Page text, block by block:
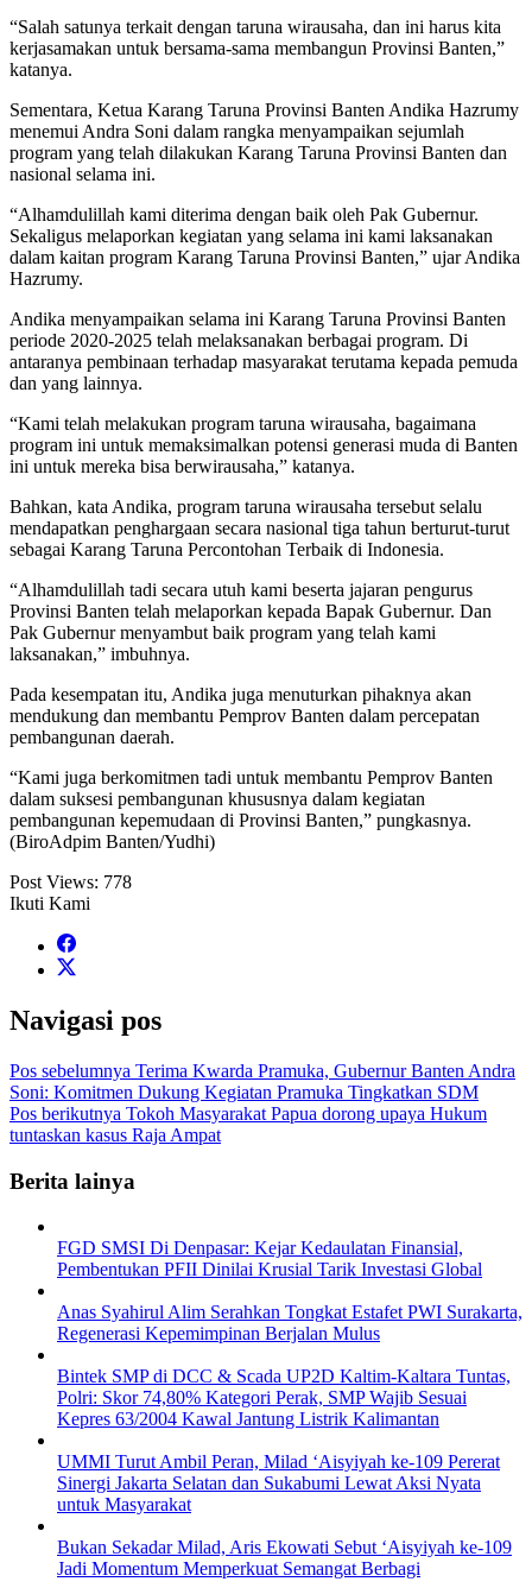
“Salah satunya terkait dengan taruna wirausaha, dan ini harus kita
kerjasamakan untuk bersama-sama membangun Provinsi Banten,”
katanya.
Sementara, Ketua Karang Taruna Provinsi Banten Andika Hazrumy
menemui Andra Soni dalam rangka menyampaikan sejumlah
program yang telah dilakukan Karang Taruna Provinsi Banten dan
nasional selama ini.
“Alhamdulillah kami diterima dengan baik oleh Pak Gubernur.
Sekaligus melaporkan kegiatan yang selama ini kami laksanakan
dalam kaitan program Karang Taruna Provinsi Banten,” ujar Andika
Hazrumy.
Andika menyampaikan selama ini Karang Taruna Provinsi Banten
periode 2020-2025 telah melaksanakan berbagai program. Di
antaranya pembinaan terhadap masyarakat terutama kepada pemuda
dan yang lainnya.
“Kami telah melakukan program taruna wirausaha, bagaimana
program ini untuk memaksimalkan potensi generasi muda di Banten
ini untuk mereka bisa berwirausaha,” katanya.
Bahkan, kata Andika, program taruna wirausaha tersebut selalu
mendapatkan penghargaan secara nasional tiga tahun berturut-turut
sebagai Karang Taruna Percontohan Terbaik di Indonesia.
“Alhamdulillah tadi secara utuh kami beserta jajaran pengurus
Provinsi Banten telah melaporkan kepada Bapak Gubernur. Dan
Pak Gubernur menyambut baik program yang telah kami
laksanakan,” imbuhnya.
Pada kesempatan itu, Andika juga menuturkan pihaknya akan
mendukung dan membantu Pemprov Banten dalam percepatan
pembangunan daerah.
“Kami juga berkomitmen tadi untuk membantu Pemprov Banten
dalam suksesi pembangunan khususnya dalam kegiatan
pembangunan kepemudaan di Provinsi Banten,” pungkasnya.
(BiroAdpim Banten/Yudhi)
Post Views: 778
Ikuti Kami
Navigasi pos
Pos sebelumnya Terima Kwarda Pramuka, Gubernur Banten Andra
Soni: Komitmen Dukung Kegiatan Pramuka Tingkatkan SDM
Pos berikutnya Tokoh Masyarakat Papua dorong upaya Hukum
tuntaskan kasus Raja Ampat
Berita lainya
FGD SMSI Di Denpasar: Kejar Kedaulatan Finansial,
Pembentukan PFII Dinilai Krusial Tarik Investasi Global
Anas Syahirul Alim Serahkan Tongkat Estafet PWI Surakarta,
Regenerasi Kepemimpinan Berjalan Mulus
Bintek SMP di DCC & Scada UP2D Kaltim-Kaltara Tuntas,
Polri: Skor 74,80% Kategori Perak, SMP Wajib Sesuai
Kepres 63/2004 Kawal Jantung Listrik Kalimantan
UMMI Turut Ambil Peran, Milad ‘Aisyiyah ke-109 Pererat
Sinergi Jakarta Selatan dan Sukabumi Lewat Aksi Nyata
untuk Masyarakat
Bukan Sekadar Milad, Aris Ekowati Sebut ‘Aisyiyah ke-109
Jadi Momentum Memperkuat Semangat Berbagi